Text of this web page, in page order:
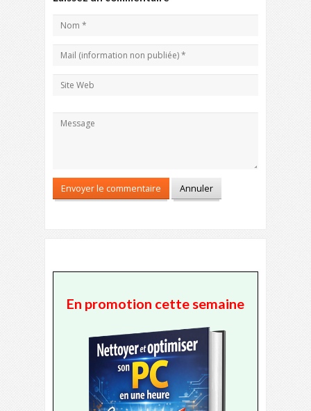
En promotion cette semaine